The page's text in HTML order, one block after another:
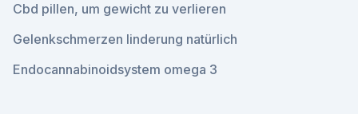
Cbd pillen, um gewicht zu verlieren
Gelenkschmerzen linderung natürlich
Endocannabinoidsystem omega 3